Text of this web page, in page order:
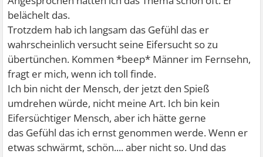
belächelt das.
Trotzdem hab ich langsam das Gefühl das er
wahrscheinlich versucht seine Eifersucht so zu
übertünchen. Kommen *beep* Männer im Fernsehn,
fragt er mich, wenn ich toll finde.
Ich bin nicht der Mensch, der jetzt den Spieß
umdrehen würde, nicht meine Art. Ich bin kein
Eifersüchtiger Mensch, aber ich hätte gerne
das Gefühl das ich ernst genommen werde. Wenn er
etwas schwärmt, schön.... aber nicht so. Und das